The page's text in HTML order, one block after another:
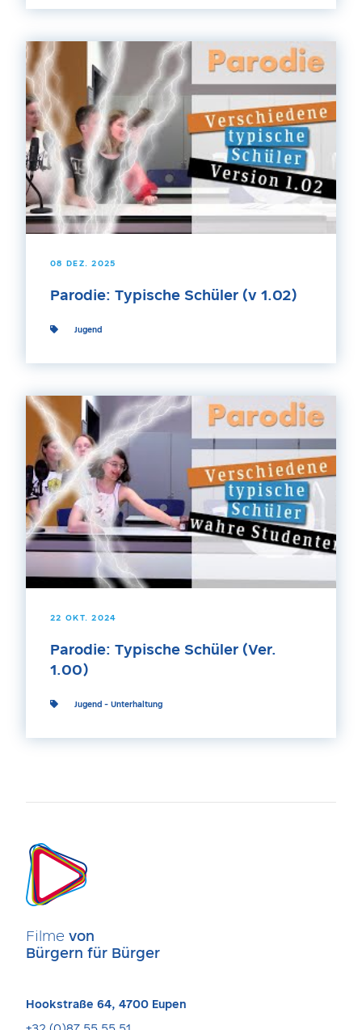
08 DEZ. 2025
Parodie: Typische Schüler (v 1.02)
Jugend
22 OKT. 2024
Parodie: Typische Schüler (Ver.
1.00)
Jugend - Unterhaltung
Filme von
Bürgern für Bürger
Hookstraße 64, 4700 Eupen